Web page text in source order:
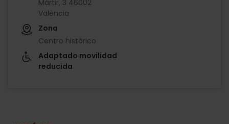
Mártir, 3 46002
València
Zona
Centro histórico
Adaptado movilidad
reducida